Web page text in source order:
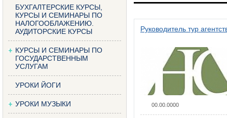
БУХГАЛТЕРСКИЕ КУРСЫ,
КУРСЫ И СЕМИНАРЫ ПО
НАЛОГООБЛАЖЕНИЮ.
АУДИТОРСКИЕ КУРСЫ
КУРСЫ И СЕМИНАРЫ ПО
ГОСУДАРСТВЕННЫМ
УСЛУГАМ
УРОКИ ЙОГИ
УРОКИ МУЗЫКИ
Руководитель тур
00.00.0000